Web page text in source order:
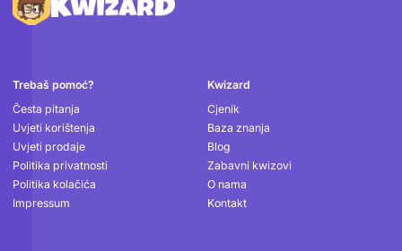
Podnožje
Trebaš pomoć?
Česta pitanja
Uvjeti korištenja
Uvjeti prodaje
Politika privatnosti
Politika kolačića
Impressum
Kwizard
Cjenik
Baza znanja
Blog
Zabavni kwizovi
O nama
Kontakt